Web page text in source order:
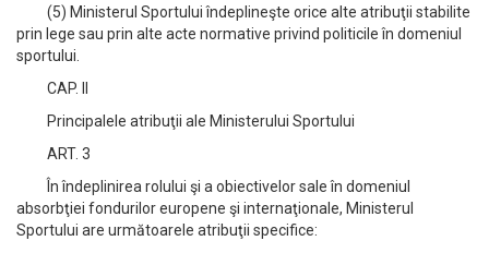
(5) Ministerul Sportului îndeplineşte orice alte atribuţii stabilite
prin lege sau prin alte acte normative privind politicile în domeniul
sportului.
CAP. II
Principalele atribuţii ale Ministerului Sportului
ART. 3
În îndeplinirea rolului şi a obiectivelor sale în domeniul
absorbţiei fondurilor europene şi internaţionale, Ministerul
Sportului are următoarele atribuţii specifice: